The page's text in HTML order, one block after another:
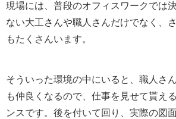
現場には、普段のオフィスワークでは
ない大工さんや職人さんだけでなく、
もたくさんいます。
そういった環境の中にいると、職人さ
も仲良くなるので、仕事を見せて貰え
ンスです。後を付いて回り、実際の図